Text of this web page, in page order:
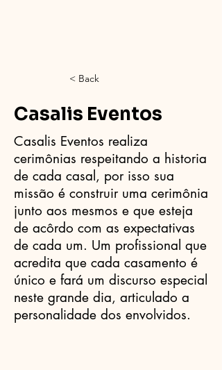
< Back
Casalis Eventos
Casalis Eventos realiza
cerimônias respeitando a historia
de cada casal, por isso sua
missão é construir uma cerimônia
junto aos mesmos e que esteja
de acôrdo com as expectativas
de cada um. Um profissional que
acredita que cada casamento é
único e fará um discurso especial
neste grande dia, articulado a
personalidade dos envolvidos.